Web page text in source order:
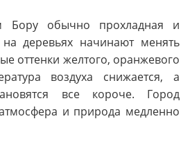
Бору обычно прохладная и
деревьях начинают менять
оттенки желтого, оранжевого
воздуха снижается, а
все короче. Город
и природа медленно